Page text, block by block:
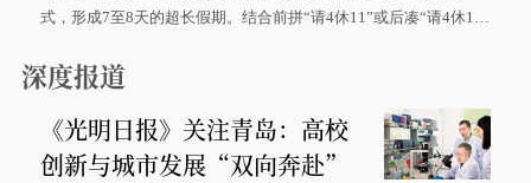
式，形成7至8天的超长假期。结合前拼“请4休11”或后凑“请4休1
深度报道
《光明日报》关注青岛：高校
创新与城市发展“双向奔赴”